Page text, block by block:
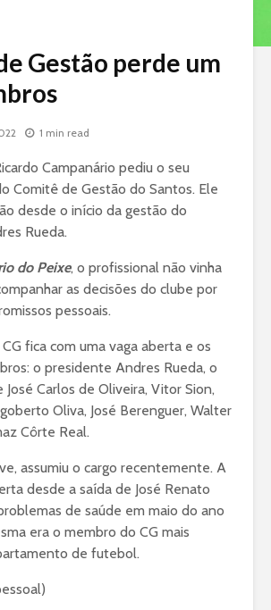
Gestão perde um
1 min read
Campanário pediu o seu
Comitê de Gestão do Santos. Ele
desde o início da gestão do
Rueda.
do Peixe, o profissional não vinha
as decisões do clube por
pessoais.
fica com uma vaga aberta e os
o presidente Andres Rueda, o
Carlos de Oliveira, Vitor Sion,
Oliva, José Berenguer, Walter
Côrte Real.
assumiu o cargo recentemente. A
desde a saída de José Renato
de saúde em maio do ano
era o membro do CG mais
de futebol.